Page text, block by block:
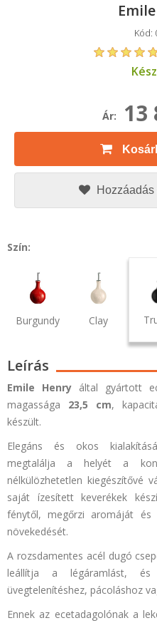
Kód:
Ár: 13
Szín:
Burgundy Clay
Leírás
Emile Henry által gyártott
magassága 23,5 cm,
készült.
Elegáns és okos
megtalálja a helyét a
nélkülözhetetlen kiegészítővé
saját ízesített keverékek
fénytől, megőrzi aromáját és
növekedését.
A rozsdamentes acél dugó
leállítja a légáramlást, és
üvegtelenítéshez, pácoláshoz
Ennek az ecetadagolónak a